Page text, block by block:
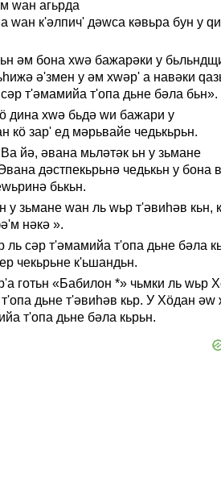
wан агьрда
wан к'әлпич' дәwса кәвьра бун у
әм бона хwә бажарәки у
ә'змен у әм хwәр' а навәки
т'әмамийа т'опа дьне бәла бьн».
дина хwә бьдә wи бажари у
кӧ зар' ед мәрьвайе чедькьрьн.
йә, әвана мьләтәк ьн у зьмане
дәстпекьрьнә чедькьн у бона
бькьн.
у зьмане wан ль wьр т'әвиһәв кьн,
нәкә ».
сәр т'әмамийа т'опа дьне бәла
чекьрьне к'ьшандьн.
готьн «Бабилон *» чьмки ль wьр
дьне т'әвиһәв кьр. У Хӧдан әw
т'опа дьне бәла кьрьн.